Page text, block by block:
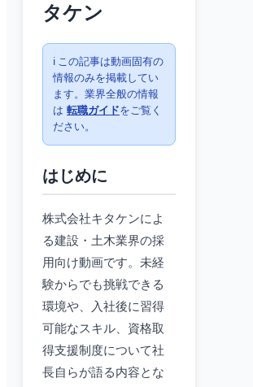
タケン
ℹ️ この記事は動画固有の
情報のみを掲載してい
ます。業界全般の情報
は 転職ガイドをご覧く
ださい。
はじめに
株式会社キタケンによ
る建設・土木業界の採
用向け動画です。未経
験からでも挑戦できる
環境や、入社後に習得
可能なスキル、資格取
得支援制度について社
長自らが語る内容とな